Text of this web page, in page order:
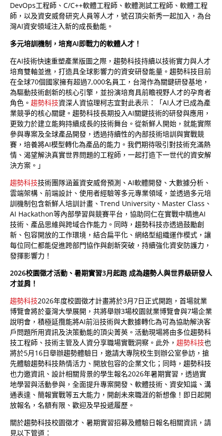
DevOps工程師、C/C++軟體工程師、軟體測試工程師、軟體工程
師，以及資安威脅研究人員等人才，號召頂尖新秀一起加入，為台
灣AI資安領域注入新的成長動能。
多元培訓機制，培育AI即戰力的軟體人才！
在AI技術快速重塑產業版圖之際，趨勢科技持續以技術實力與人才
培育雙軸並進，打造具全球影響力的資安研發能量。趨勢科技目前
在全球70個國家擁有超過7,000名員工，台灣作為關鍵研發基地，
為驅動技術創新的核心引擎，並扮演培育具前瞻視野人才的孕育者
角色。 趨勢科技資深人資協理柯志宜對此表示：「AI人才已成為產
業競爭的核心關鍵。趨勢科技長期投入AI關鍵技術的研發與應用，
更致力於建立能夠持續成長的技術舞台。從新鮮人開始，就能實際
參與專案及全球產品開發，透過持續性的內部技術培訓與實戰競
賽，培養將AI模型轉化為產品的能力。我們期待吸引對技術充滿熱
情、渴望解決真實世界問題的工程師，一起打造下一世代的資安解
決方案。」
趨勢科技技術團隊涵蓋資安威脅預測、AI軟體開發、大數據分析、
雲端架構、前端設計、使用者經驗等多元專業領域，並透過多元培
訓機制包含新鮮人培訓計畫、Trend University、Master Class、
AI Hackathon等內部學習與競賽平台，協助同仁在實戰中精進AI
技術、產品思維與跨域合作能力。同時，趨勢科技亦透過鼓勵創
新、包容開放的工作環境，結合扁平化、網絡型組織運作模式，讓
每位同仁都能促進跨部門協作與創新突破，持續強化資安防護力，
發揮影響力！
2026校園徵才活動、暑期實習3月起跑 成為趨勢人與世界級研發人
才並肩！
趨勢科技2026年度校園徵才計畫將於3月7日正式開跑，首場就業
博覽會將於臺灣大學展開，共將舉辦3場校園就業博覽會與7場企業
說明會，積極延攬能將AI前沿技術與大數據轉化為可為協助解決客
戶問題所用資訊及決策動能的頂尖菁英。活動現場將由多位趨勢科
技工程師、技術主管及人資分享職場實戰洞察。此外， 趨勢科技也
將於5月16日舉辦趨勢體驗日，邀請大專院校生到辦公室參訪，搶
先體驗趨勢科技熱情活力、開放包容的企業文化；同時，趨勢科技
也力邀資訊、設計相關背景的學生報名2026年暑期實習，透過實
地學習與活動參與，全面提升專案開發、軟體技術、資安知識、溝
通表達、簡報實戰等五大能力，開創未來職涯的新想像！即日起開
放報名，名額有限、歡迎及早投遞履歷。
關於趨勢科技校園徵才、暑期實習招募及體驗日報名相關資訊，請
見以下管道：